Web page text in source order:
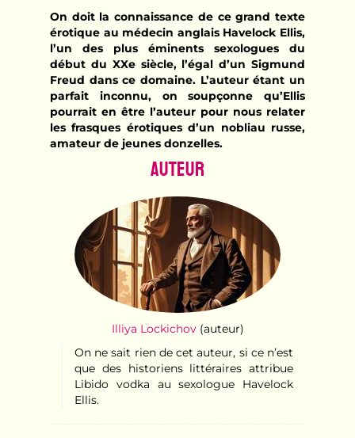
On doit la connaissance de ce grand texte
érotique au médecin anglais Havelock Ellis,
l’un des plus éminents sexologues du
début du XXe siècle, l’égal d’un Sigmund
Freud dans ce domaine. L’auteur étant un
parfait inconnu, on soupçonne qu’Ellis
pourrait en être l’auteur pour nous relater
les frasques érotiques d’un nobliau russe,
amateur de jeunes donzelles.
Auteur
Illiya Lockichov(auteur)
On ne sait rien de cet auteur, si ce n’est
que des historiens littéraires attribue
Libido vodka au sexologue Havelock
Ellis.